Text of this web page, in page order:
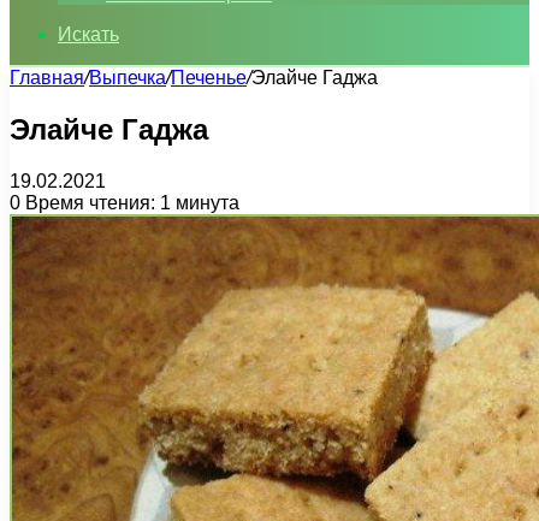
Искать
Главная/Выпечка/Печенье/Элайче Гаджа
Элайче Гаджа
19.02.2021
0 Время чтения: 1 минута